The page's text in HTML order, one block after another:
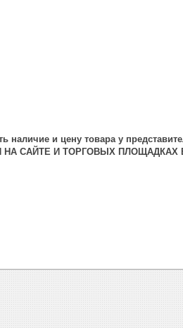
наличие и цену товара у
НА САЙТЕ И ТОРГОВЫХ